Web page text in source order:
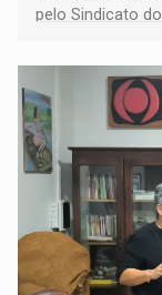
pelo Sindicato